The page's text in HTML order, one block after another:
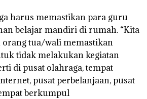
harus memastikan para guru
belajar mandiri di rumah. “Kita
tua/wali memastikan
tidak melakukan kegiatan
di pusat olahraga, tempat
pusat perbelanjaan, pusat
berkumpul